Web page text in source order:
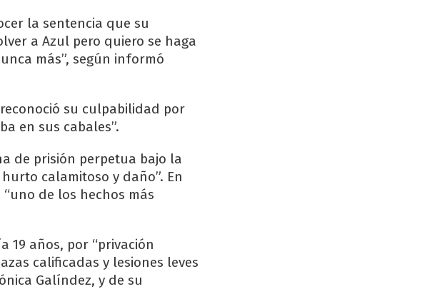
la sentencia que su
a Azul pero quiero se haga
más”, según informó
su culpabilidad por
en sus cabales”.
de prisión perpetua bajo la
calamitoso y daño”. En
de los hechos más
19 años, por “privación
calificadas y lesiones leves
Galíndez, y de su